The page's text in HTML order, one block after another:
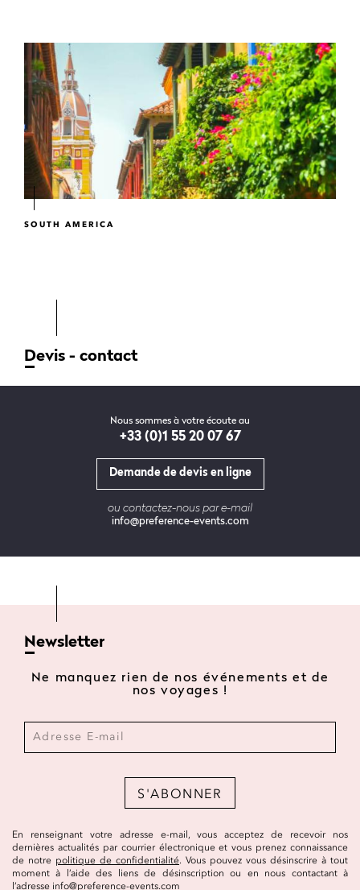
SOUTH AMERICA
Devis - contact
Nous sommes à votre écoute au
+33 (0)1 55 20 07 67
Demande de devis en ligne
ou contactez-nous par e-mail
info@preference-events.com
Newsletter
Ne manquez rien de nos événements et de
nos voyages !
S'ABONNER
En renseignant votre adresse e-mail, vous acceptez de recevoir nos
dernières actualités par courrier électronique et vous prenez connaissance
de notre politique de confidentialité. Vous pouvez vous désinscrire à tout
moment à l’aide des liens de désinscription ou en nous contactant à
l’adresse info@preference-events.com